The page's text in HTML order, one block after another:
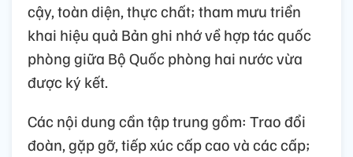
cậy, toàn diện, thực chất; tham mưu triển
khai hiệu quả Bản ghi nhớ về hợp tác quốc
phòng giữa Bộ Quốc phòng hai nước vừa
được ký kết.
Các nội dung cần tập trung gồm: Trao đổi
đoàn, gặp gỡ, tiếp xúc cấp cao và các cấp;